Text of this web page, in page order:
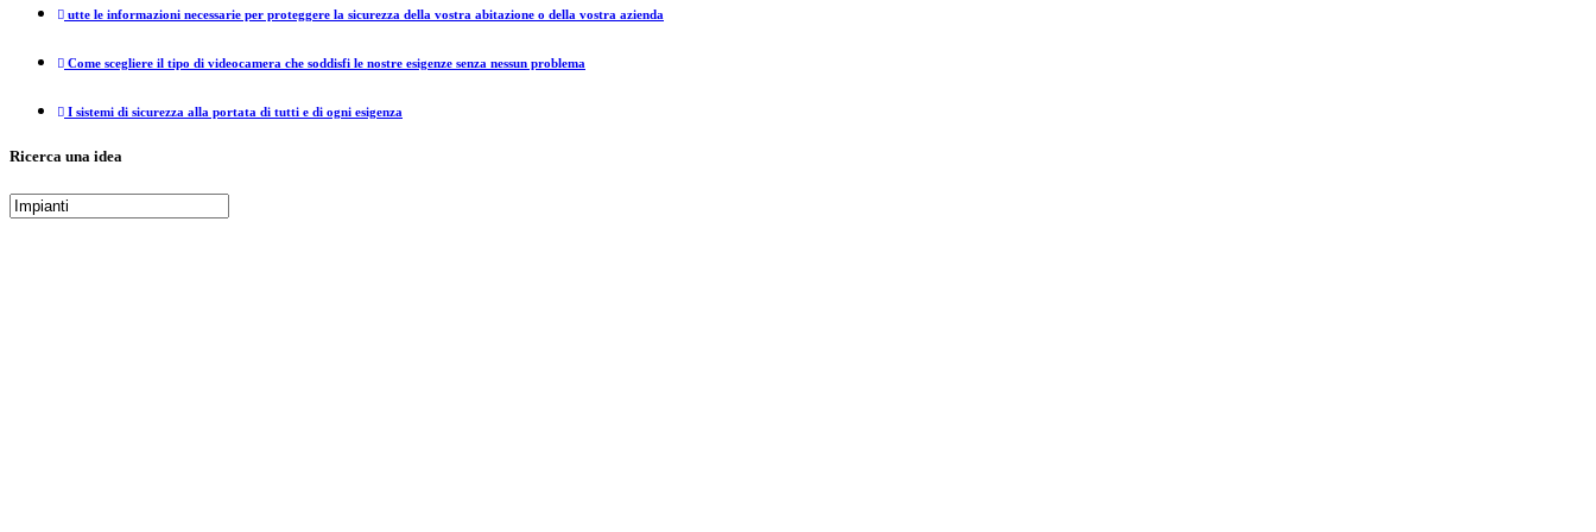
utte le informazioni necessarie per proteggere la sicurezza della vostra abitazione o della vostra azienda
Come scegliere il tipo di videocamera che soddisfi le nostre esigenze senza nessun problema
I sistemi di sicurezza alla portata di tutti e di ogni esigenza
Ricerca una idea